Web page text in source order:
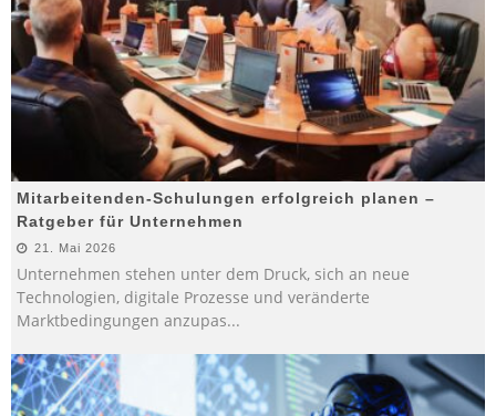
Mitarbeitenden-Schulungen erfolgreich planen –
Ratgeber für Unternehmen
21. Mai 2026
Unternehmen stehen unter dem Druck, sich an neue
Technologien, digitale Prozesse und veränderte
Marktbedingungen anzupas...